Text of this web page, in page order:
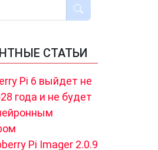
СТАТЬИ
Pi 6 выйдет не
года и не будет
Pi Imager 2.0.9